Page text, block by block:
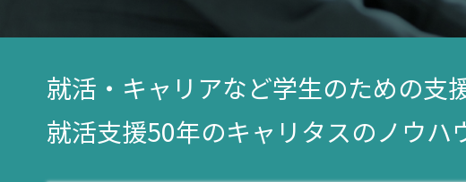
就活・キャリアなど学生のための支
就活支援50年のキャリタスのノウハ